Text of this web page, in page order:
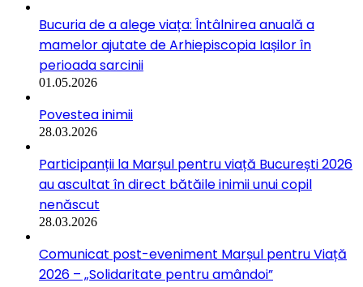
Bucuria de a alege viața: Întâlnirea anuală a
mamelor ajutate de Arhiepiscopia Iașilor în
perioada sarcinii
01.05.2026
Povestea inimii
28.03.2026
Participanții la Marșul pentru viață București 2026
au ascultat în direct bătăile inimii unui copil
nenăscut
28.03.2026
Comunicat post-eveniment Marșul pentru Viață
2026 – „Solidaritate pentru amândoi”